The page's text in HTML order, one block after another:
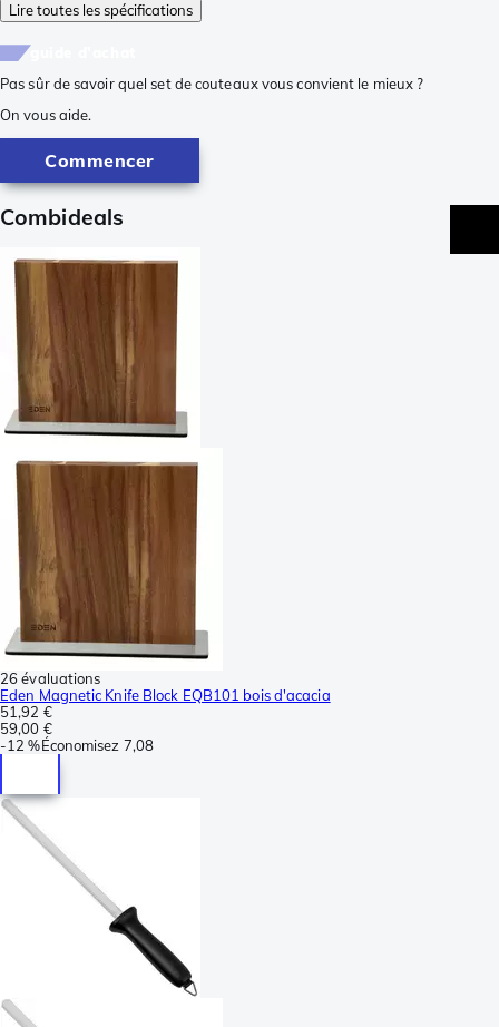
Lire toutes les spécifications
Pas sûr de savoir quel set de couteaux vous convient le mieux ?
On vous aide.
Commencer
Combideals
26 évaluations
Eden Magnetic Knife Block EQB101 bois d'acacia
51,92 €
59,00 €
-12 %Économisez 7,08